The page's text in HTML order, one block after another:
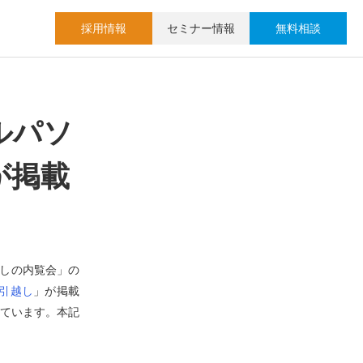
採用情報 セミナー情報 無料相談
パソ
掲載
の内覧会」の
越し 」が掲載
います。本記